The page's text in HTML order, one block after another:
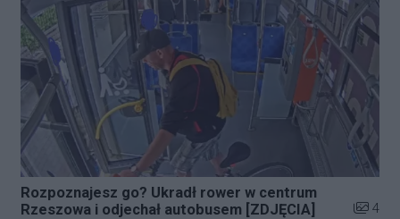
Rozpoznajesz go? Ukradł rower w centrum
Rzeszowa i odjechał autobusem [ZDJĘCIA]
Liczba
4